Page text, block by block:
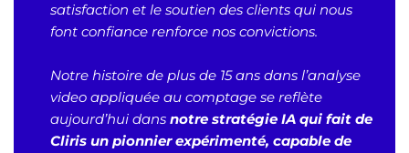
satisfaction et le soutien des clients qui nous
font confiance renforce nos convictions.
Notre histoire de plus de 15 ans dans l’analyse
video appliquée au comptage se reflète
aujourd’hui dans notre stratégie IA qui fait de
Cliris un pionnier expérimenté, capable de